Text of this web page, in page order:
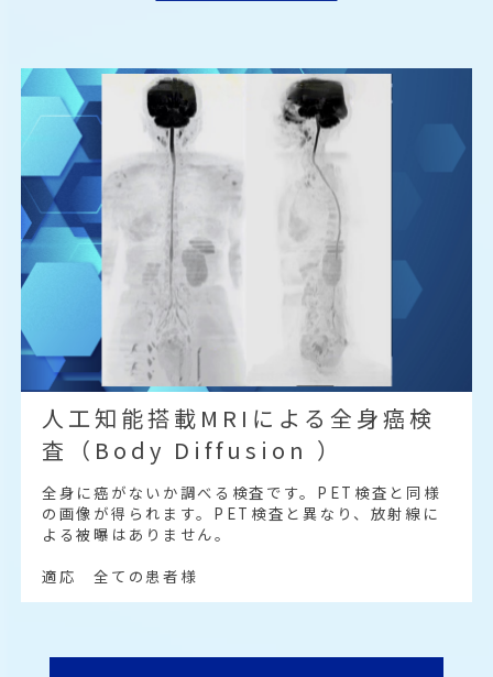
人工知能搭載MRIによる全身癌検
査（Body Diffusion ）
全身に癌がないか調べる検査です。PET検査と同様
の画像が得られます。PET検査と異なり、放射線に
よる被曝はありません。
適応 全ての患者様